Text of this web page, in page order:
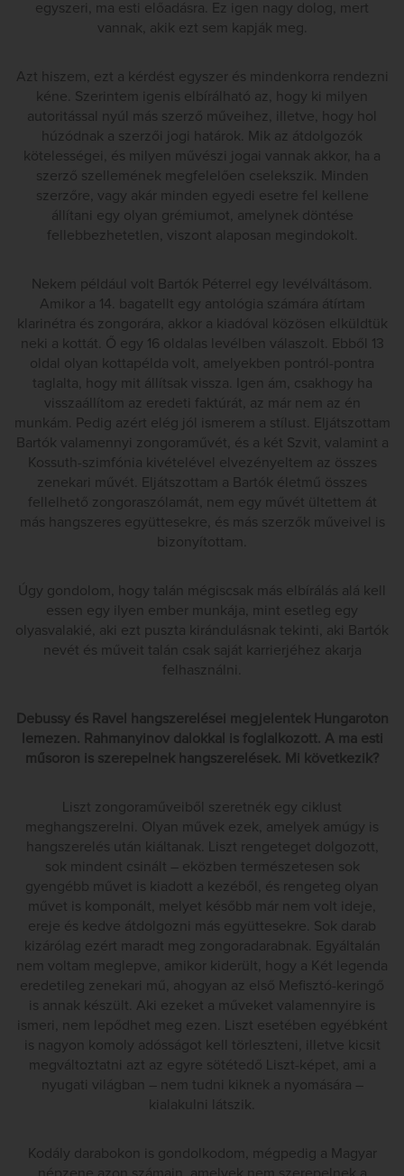
egyszeri, ma esti előadásra. Ez igen nagy dolog, mert
vannak, akik ezt sem kapják meg.
Azt hiszem, ezt a kérdést egyszer és mindenkorra rendezni
kéne. Szerintem igenis elbírálható az, hogy ki milyen
autoritással nyúl más szerző műveihez, illetve, hogy hol
húzódnak a szerzői jogi határok. Mik az átdolgozók
kötelességei, és milyen művészi jogai vannak akkor, ha a
szerző szellemének megfelelően cselekszik. Minden
szerzőre, vagy akár minden egyedi esetre fel kellene
állítani egy olyan grémiumot, amelynek döntése
fellebbezhetetlen, viszont alaposan megindokolt.
Nekem például volt Bartók Péterrel egy levélváltásom.
Amikor a 14. bagatellt egy antológia számára átírtam
klarinétra és zongorára, akkor a kiadóval közösen elküldtük
neki a kottát. Ő egy 16 oldalas levélben válaszolt. Ebből 13
oldal olyan kottapélda volt, amelyekben pontról-pontra
taglalta, hogy mit állítsak vissza. Igen ám, csakhogy ha
visszaállítom az eredeti faktúrát, az már nem az én
munkám. Pedig azért elég jól ismerem a stílust. Eljátszottam
Bartók valamennyi zongoraművét, és a két Szvit, valamint a
Kossuth-szimfónia kivételével elvezényeltem az összes
zenekari művét. Eljátszottam a Bartók életmű összes
fellelhető zongoraszólamát, nem egy művét ültettem át
más hangszeres együttesekre, és más szerzők műveivel is
bizonyítottam.
Úgy gondolom, hogy talán mégiscsak más elbírálás alá kell
essen egy ilyen ember munkája, mint esetleg egy
olyasvalakié, aki ezt puszta kirándulásnak tekinti, aki Bartók
nevét és műveit talán csak saját karrierjéhez akarja
felhasználni.
Debussy és Ravel hangszerelései megjelentek Hungaroton
lemezen. Rahmanyinov dalokkal is foglalkozott. A ma esti
műsoron is szerepelnek hangszerelések. Mi következik?
Liszt zongoraműveiből szeretnék egy ciklust
meghangszerelni. Olyan művek ezek, amelyek amúgy is
hangszerelés után kiáltanak. Liszt rengeteget dolgozott,
sok mindent csinált – eközben természetesen sok
gyengébb művet is kiadott a kezéből, és rengeteg olyan
művet is komponált, melyet később már nem volt ideje,
ereje és kedve átdolgozni más együttesekre. Sok darab
kizárólag ezért maradt meg zongoradarabnak. Egyáltalán
nem voltam meglepve, amikor kiderült, hogy a Két legenda
eredetileg zenekari mű, ahogyan az első Mefisztó-keringő
is annak készült. Aki ezeket a műveket valamennyire is
ismeri, nem lepődhet meg ezen. Liszt esetében egyébként
is nagyon komoly adósságot kell törleszteni, illetve kicsit
megváltoztatni azt az egyre sötétedő Liszt-képet, ami a
nyugati világban – nem tudni kiknek a nyomására –
kialakulni látszik.
Kodály darabokon is gondolkodom, mégpedig a Magyar